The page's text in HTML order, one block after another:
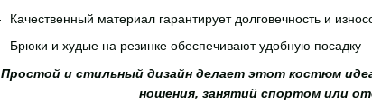
Качественный материал гарантирует долговечность и
Брюки и худые на резинке обеспечивают удобную посадку
Простой и стильный дизайн делает этот костюм
ношения, занятий спортом или